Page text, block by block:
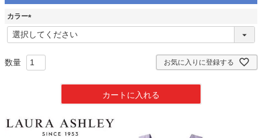
カラー
(
必
お気に入りに登録する
カートに入れる